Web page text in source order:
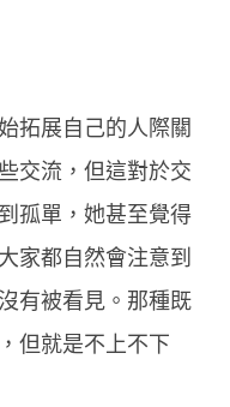
拓展自己的人際關
交流，但這對於交
孤單，她甚至覺得
家都自然會注意到
有被看見。那種既
但就是不上不下